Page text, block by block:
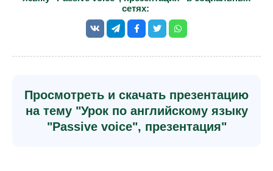
сетях:
Просмотреть и скачать презентацию
на тему "Урок по английскому языку
"Passive voice", презентация"